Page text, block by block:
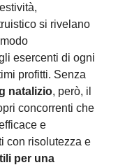
si rivelano
esercenti di ogni
profitti. Senza
natalizio, però, il
concorrenti che
e
con risolutezza e
per una